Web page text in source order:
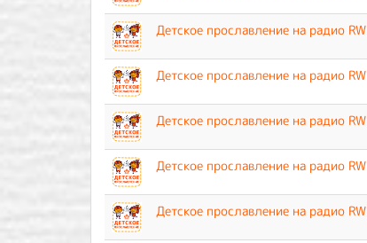
Детское прославление на радио RW
Детское прославление на радио RW
Детское прославление на радио RW
Детское прославление на радио RW
Детское прославление на радио RW